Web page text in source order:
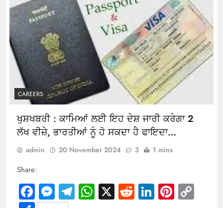
CAREERS
ਖੁਸ਼ਖਬਰੀ : ਕਾਮਿਆਂ ਲਈ ਇਹ ਦੇਸ਼ ਜਾਰੀ ਕਰੇਗਾ 2
ਲੱਖ ਵੀਜ਼ੇ, ਭਾਰਤੀਆਂ ਨੂੰ ਹੋ ਸਕਦਾ ਹੈ ਫਾਇਦਾ…
admin 20 November 2024 3 1 mins
Share:
Facebook
Messenger
Telegram
WhatsApp
X RedditLinkedIn